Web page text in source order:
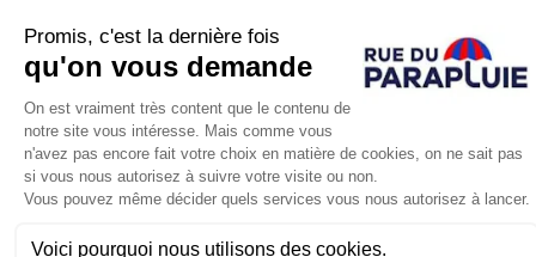
NOUVEAU